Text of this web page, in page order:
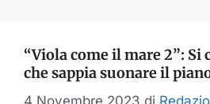
“Viola come il mare 2”: Si
che sappia suonare il
4 Novembre 2023 di